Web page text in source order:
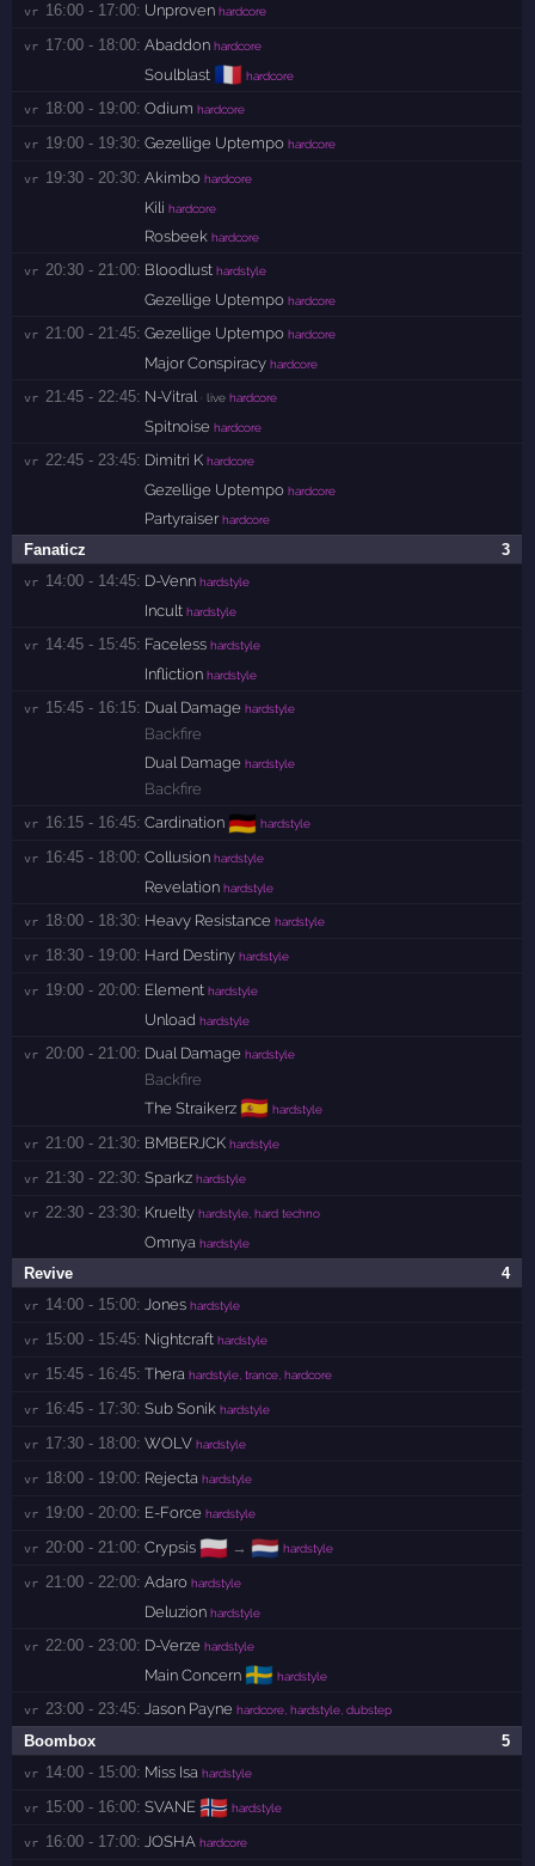
vr 16:00 - 17:00: Unproven hardcore
vr 17:00 - 18:00: Abaddon hardcore
Soulblast 🇫🇷 hardcore
vr 18:00 - 19:00: Odium hardcore
vr 19:00 - 19:30: Gezellige Uptempo hardcore
vr 19:30 - 20:30: Akimbo hardcore
Kili hardcore
Rosbeek hardcore
vr 20:30 - 21:00: Bloodlust hardstyle
Gezellige Uptempo hardcore
vr 21:00 - 21:45: Gezellige Uptempo hardcore
Major Conspiracy hardcore
vr 21:45 - 22:45: N-Vitral· live hardcore
Spitnoise hardcore
vr 22:45 - 23:45: Dimitri K hardcore
Gezellige Uptempo hardcore
Partyraiser hardcore
3
Fanaticz
vr 14:00 - 14:45: D-Venn hardstyle
Incult hardstyle
vr 14:45 - 15:45: Faceless hardstyle
Infliction hardstyle
vr 15:45 - 16:15: Dual Damage hardstyle
Backfire
Dual Damage hardstyle
Backfire
vr 16:15 - 16:45: Cardination 🇩🇪 hardstyle
vr 16:45 - 18:00: Collusion hardstyle
Revelation hardstyle
vr 18:00 - 18:30: Heavy Resistance hardstyle
vr 18:30 - 19:00: Hard Destiny hardstyle
vr 19:00 - 20:00: Element hardstyle
Unload hardstyle
vr 20:00 - 21:00: Dual Damage hardstyle
Backfire
The Straikerz 🇪🇸 hardstyle
vr 21:00 - 21:30: BMBERJCK hardstyle
vr 21:30 - 22:30: Sparkz hardstyle
vr 22:30 - 23:30: Kruelty hardstyle, hard techno
Omnya hardstyle
4
Revive
vr 14:00 - 15:00: Jones hardstyle
vr 15:00 - 15:45: Nightcraft hardstyle
vr 15:45 - 16:45: Thera hardstyle, trance, hardcore
vr 16:45 - 17:30: Sub Sonik hardstyle
vr 17:30 - 18:00: WOLV hardstyle
vr 18:00 - 19:00: Rejecta hardstyle
vr 19:00 - 20:00: E-Force hardstyle
vr 20:00 - 21:00: Crypsis 🇵🇱 → 🇳🇱 hardstyle
vr 21:00 - 22:00: Adaro hardstyle
Deluzion hardstyle
vr 22:00 - 23:00: D-Verze hardstyle
Main Concern 🇸🇪 hardstyle
vr 23:00 - 23:45: Jason Payne hardcore, hardstyle, dubstep
5
Boombox
vr 14:00 - 15:00: Miss Isa hardstyle
vr 15:00 - 16:00: SVANE 🇳🇴 hardstyle
vr 16:00 - 17:00: JOSHA hardcore